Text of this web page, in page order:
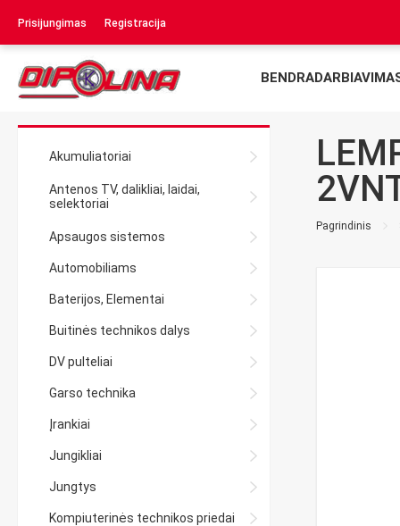
Prisijungimas Registracija
Akumuliatoriai
Antenos TV, dalikliai, laidai,
selektoriai
Apsaugos sistemos
Automobiliams
Baterijos, Elementai
Buitinės technikos dalys
DV pulteliai
Garso technika
Įrankiai
Jungikliai
Jungtys
Kompiuterinės technikos priedai
Pagrindinis